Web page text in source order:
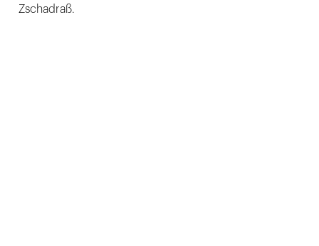
Zschadraß.